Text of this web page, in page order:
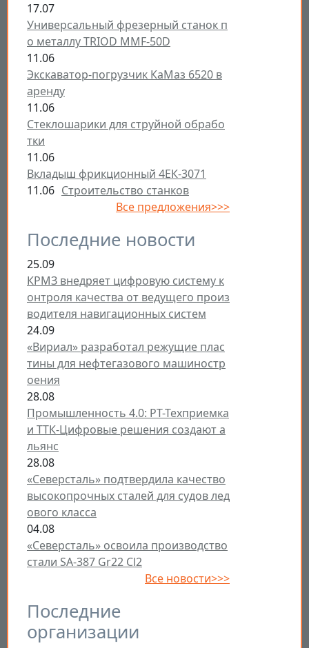
17.07
Универсальный фрезерный станок п
о металлу TRIOD MMF-50D
11.06
Экскаватор-погрузчик КаМаз 6520 в
аренду
11.06
Стеклошарики для струйной обрабо
тки
11.06
Вкладыш фрикционный 4ЕК-3071
11.06 Строительство станков
Все предложения>>>
Последние новости
25.09
КРМЗ внедряет цифровую систему к
онтроля качества от ведущего произ
водителя навигационных систем
24.09
«Вириал» разработал режущие плас
тины для нефтегазового машиностр
оения
28.08
Промышленность 4.0: РТ-Техприемка
и ТТК-Цифровые решения создают а
льянс
28.08
«Северсталь» подтвердила качество
высокопрочных сталей для судов лед
ового класса
04.08
«Северсталь» освоила производство
стали SA-387 Gr22 Cl2
Все новости>>>
Последние
организации